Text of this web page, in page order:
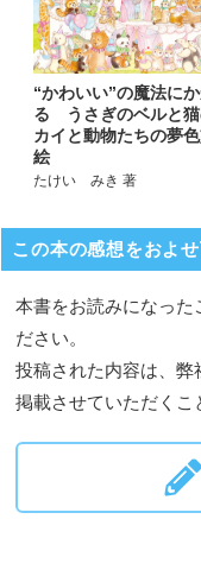
“かわいい”の魔法に
る うさぎのベルと猫
カイと動物たちの夢色
絵
たけい みき 著
この本の感想をおよ
本書をお読みになった
ださい。
投稿された内容は、
掲載させていただくこ